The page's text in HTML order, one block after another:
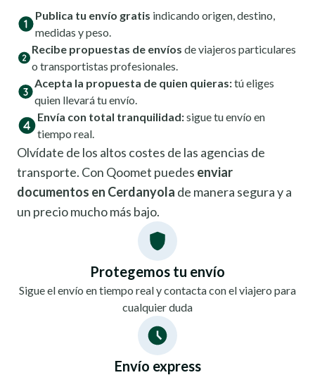
Publica tu envío gratis indicando origen, destino,
medidas y peso.
Recibe propuestas de envíos de viajeros particulares
o transportistas profesionales.
Acepta la propuesta de quien quieras:tú eliges
quien llevará tu envío.
Envía con total tranquilidad:sigue tu envío en
tiempo real.
Olvídate de los altos costes de las agencias de
transporte. Con Qoomet puedes enviar
documentos en Cerdanyola de manera segura y a
un precio mucho más bajo.
Protegemos tu envío
Sigue el envío en tiempo real y contacta con el viajero para
cualquier duda
Envío express